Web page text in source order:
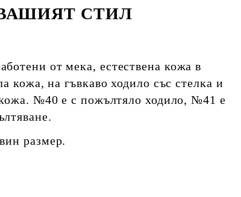
СТИЛ
от мека, естествена кожа в
кожа, на гъвкаво ходило със стелка и
кожа. №40 е с пожълтяло ходило, №41 е
размер.